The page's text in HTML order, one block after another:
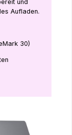
und
Aufladen.
30)